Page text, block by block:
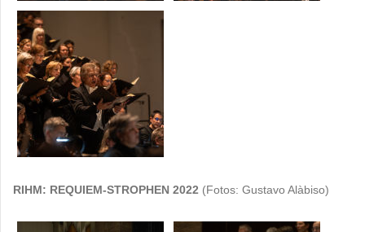
RIHM: REQUIEM-STROPHEN 2022 (Fotos: Gustavo Alàbiso)